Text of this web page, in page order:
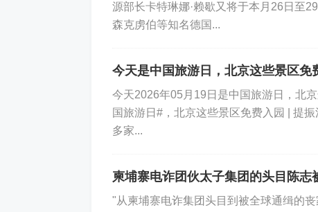
伊朗船只逼近美油轮
美称击落一架伊朗无人机 伊称一无人机失
美军中央司令部发言人蒂姆·霍金斯3
源部长卡特琳娜·赖歇又将于本月26日至
森克虏伯等知名德国...
今天是中国旅游日，北京这些景区免
今天2026年05月19日是中国旅游日，
国旅游日#，北京这些景区免费入园 | 提
多家...
柬埔寨电诈团伙太子集团的头目陈志
"从柬埔寨电诈集团头目到被全球通缉的